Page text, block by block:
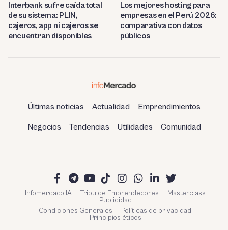
Interbank sufre caída total
de su sistema: PLIN,
cajeros, app ni cajeros se
encuentran disponibles
Los mejores hosting para
empresas en el Perú 2026:
comparativa con datos
públicos
Últimas noticias Actualidad Emprendimientos
Negocios Tendencias Utilidades Comunidad
Infomercado IA Tribu de Emprendedores
Masterclass
Publicidad
Condiciones Generales
Políticas de privacidad
Principios éticos